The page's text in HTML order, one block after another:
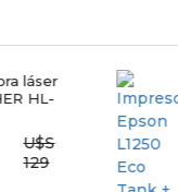
láser
HL-
U$S
129